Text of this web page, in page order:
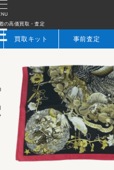
の高価買取・査定
買取キット 事前査定